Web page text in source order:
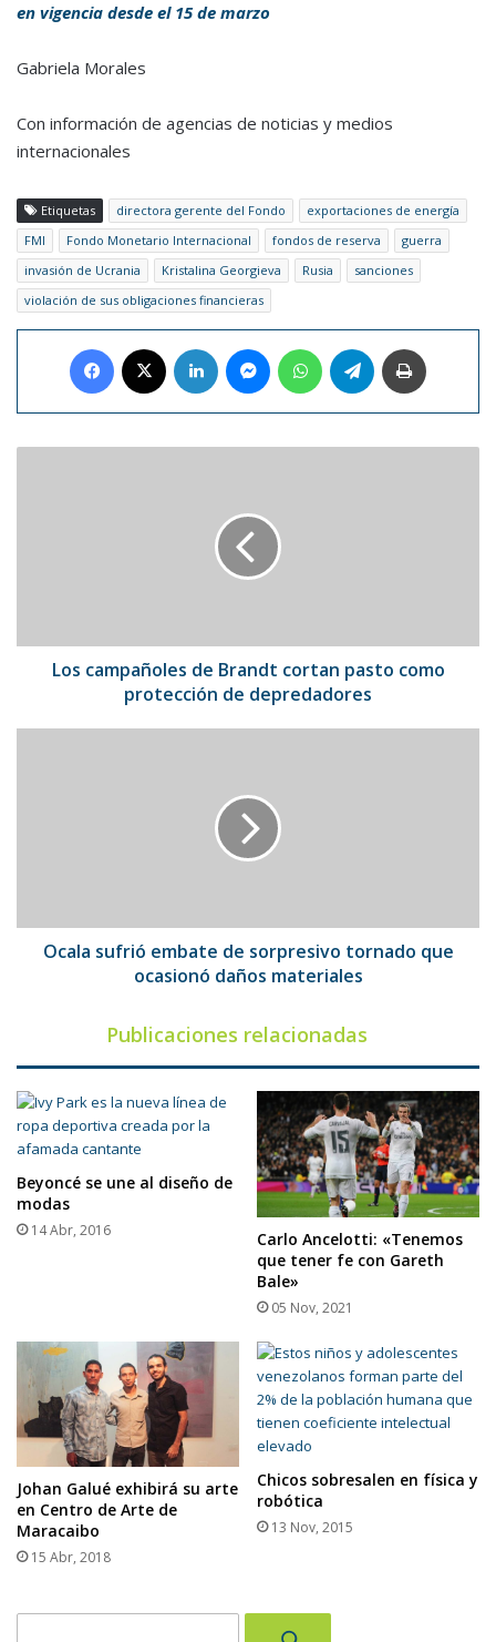
en vigencia desde el 15 de marzo
Gabriela Morales
Con información de agencias de noticias y medios
internacionales
Etiquetas directora gerente del Fondo
exportaciones de energía
FMI
Fondo Monetario Internacional fondos de reserva
guerra
invasión de Ucrania
Kristalina Georgieva Rusia
sanciones
violación de sus obligaciones financieras
Facebook LinkedIn MessengerWhatsAppTelegram
de
depredadores
Los campañoles de Brandt cortan pasto como
protección de depredadores
daños
materiales
Ocala sufrió embate de sorpresivo tornado que
ocasionó daños materiales
Publicaciones relacionadas
Beyoncé se une al diseño de
modas
14 Abr, 2016
Carlo Ancelotti: «Tenemos
que tener fe con Gareth
Bale»
05 Nov, 2021
Johan Galué exhibirá su arte
en Centro de Arte de
Maracaibo
15 Abr, 2018
Chicos sobresalen en física y
robótica
13 Nov, 2015